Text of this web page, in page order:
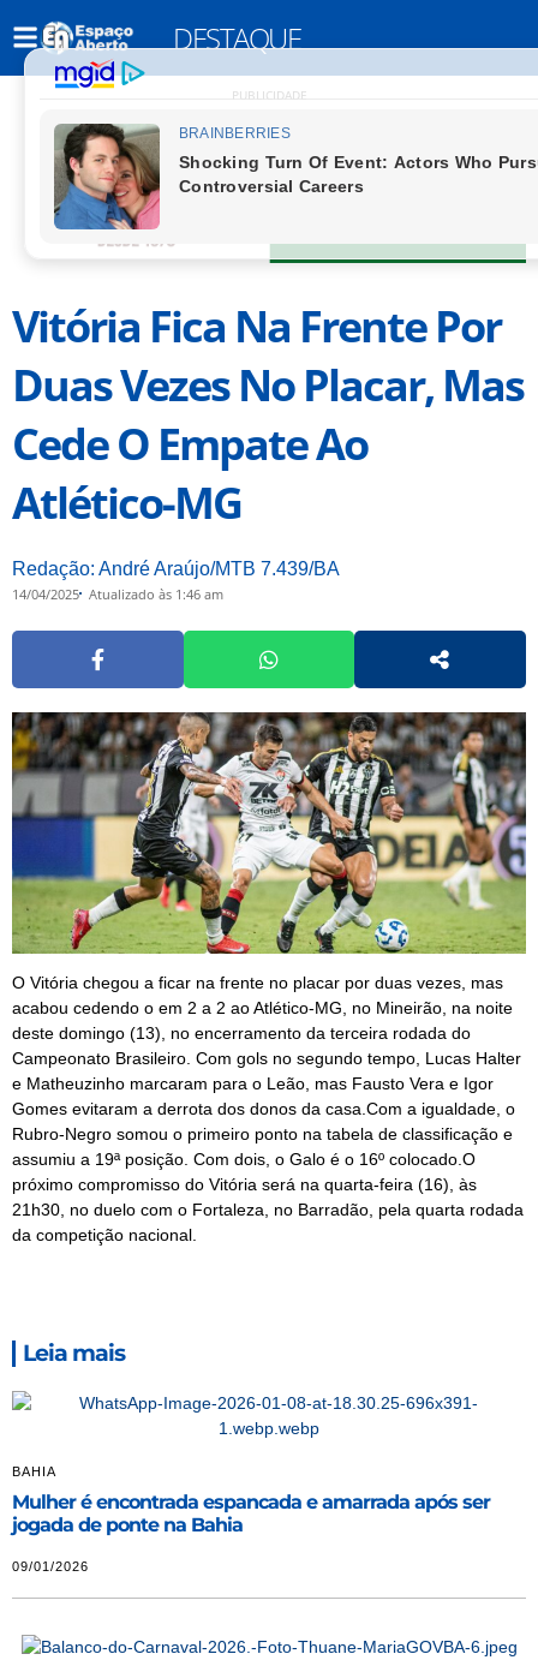
DESTAQUE
PUBLICIDADE
Vitória Fica Na Frente Por
Duas Vezes No Placar, Mas
Cede O Empate Ao
Atlético-MG
Redação: André Araújo/MTB 7.439/BA
14/04/2025 Atualizado às 1:46 am
O Vitória chegou a ficar na frente no placar por duas vezes, mas
acabou cedendo o em 2 a 2 ao Atlético-MG, no Mineirão, na noite
deste domingo (13), no encerramento da terceira rodada do
Campeonato Brasileiro. Com gols no segundo tempo, Lucas Halter
e Matheuzinho marcaram para o Leão, mas Fausto Vera e Igor
Gomes evitaram a derrota dos donos da casa.Com a igualdade, o
Rubro-Negro somou o primeiro ponto na tabela de classificação e
assumiu a 19ª posição. Com dois, o Galo é o 16º colocado.O
próximo compromisso do Vitória será na quarta-feira (16), às
21h30, no duelo com o Fortaleza, no Barradão, pela quarta rodada
da competição nacional.
Leia mais
BAHIA
Mulher é encontrada espancada e amarrada após ser
jogada de ponte na Bahia
09/01/2026